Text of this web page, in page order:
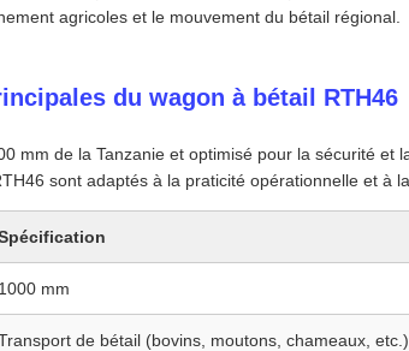
agricoles et le mouvement du bétail régional.
du wagon à bétail RTH46
mm de la Tanzanie et optimisé pour la sécurité et
sont adaptés à la praticité opérationnelle et à
1000 mm
de bétail (bovins, moutons, chameaux, etc.)